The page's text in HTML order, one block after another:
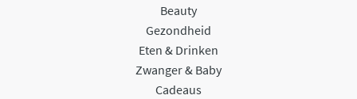
Beauty
Gezondheid
Eten & Drinken
Zwanger & Baby
Cadeaus